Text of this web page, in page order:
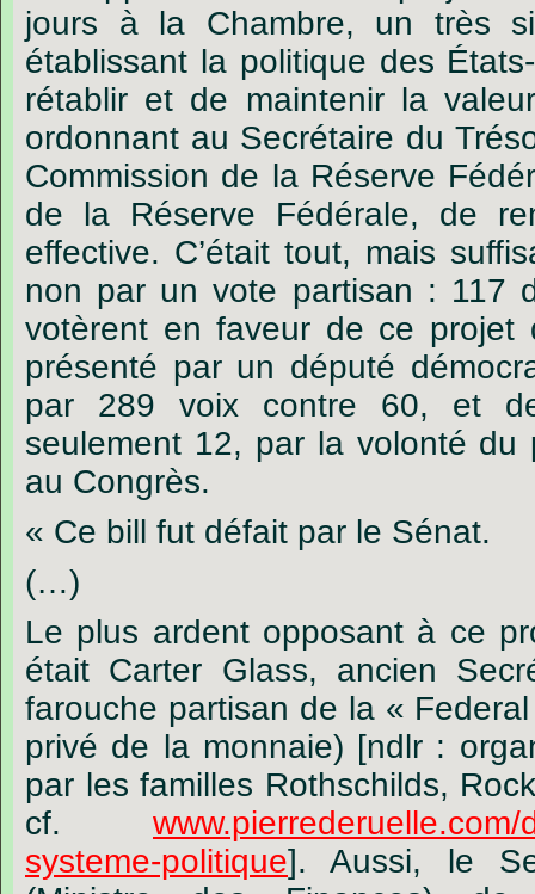
jours à la Chambre, un très
établissant la politique des
rétablir et de maintenir la
ordonnant au Secrétaire du
Commission de la Réserve
de la Réserve Fédérale, de
effective. C’était tout, mais
non par un vote partisan : 117
votèrent en faveur de ce projet
présenté par un député
par 289 voix contre 60, et
seulement 12, par la volonté du
au Congrès.
« Ce bill fut défait par le Sénat.
(…)
Le plus ardent opposant à ce
était Carter Glass, ancien
farouche partisan de la «
privé de la monnaie) [ndlr :
par les familles Rothschilds,
cf.
systeme-politique]. Aussi, le